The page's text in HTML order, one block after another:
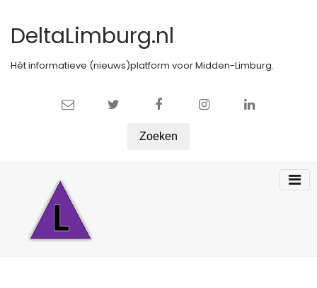
DeltaLimburg.nl
Hèt informatieve (nieuws)platform voor Midden-Limburg.
Zoeken